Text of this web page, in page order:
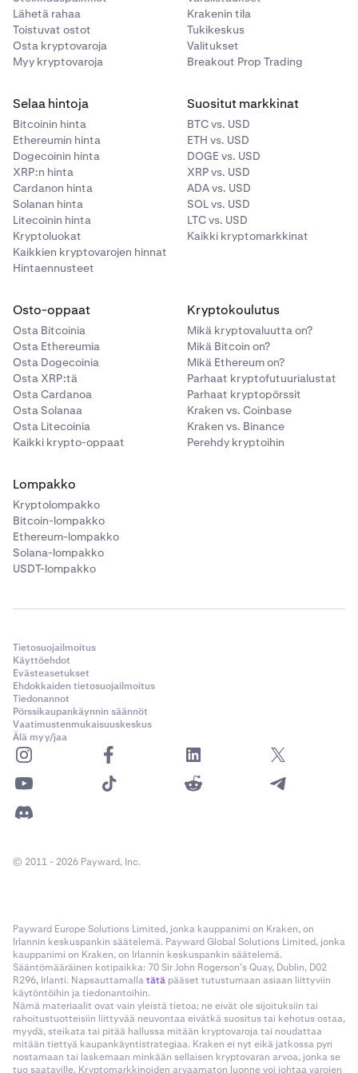
Lähetä rahaa
Toistuvat ostot
Osta kryptovaroja
Myy kryptovaroja
Krakenin tila
Tukikeskus
Valitukset
Breakout Prop Trading
Selaa hintoja
Bitcoinin hinta
Ethereumin hinta
Dogecoinin hinta
XRP:n hinta
Cardanon hinta
Solanan hinta
Litecoinin hinta
Kryptoluokat
Kaikkien kryptovarojen hinnat
Hintaennusteet
Suositut markkinat
BTC vs. USD
ETH vs. USD
DOGE vs. USD
XRP vs. USD
ADA vs. USD
SOL vs. USD
LTC vs. USD
Kaikki kryptomarkkinat
Osto-oppaat
Osta Bitcoinia
Osta Ethereumia
Osta Dogecoinia
Osta XRP:tä
Osta Cardanoa
Osta Solanaa
Osta Litecoinia
Kaikki krypto-oppaat
Kryptokoulutus
Mikä kryptovaluutta on?
Mikä Bitcoin on?
Mikä Ethereum on?
Parhaat kryptofutuurialustat
Parhaat kryptopörssit
Kraken vs. Coinbase
Kraken vs. Binance
Perehdy kryptoihin
Lompakko
Kryptolompakko
Bitcoin-lompakko
Ethereum-lompakko
Solana-lompakko
USDT-lompakko
Tietosuojailmoitus
Käyttöehdot
Evästeasetukset
Ehdokkaiden tietosuojailmoitus
Tiedonannot
Pörssikaupankäynnin säännöt
Vaatimustenmukaisuuskeskus
Älä myy/jaa
© 2011 - 2026 Payward, Inc.
Payward Europe Solutions Limited, jonka kauppanimi on Kraken, on
Irlannin keskuspankin säätelemä. Payward Global Solutions Limited, jonka
kauppanimi on Kraken, on Irlannin keskuspankin säätelemä.
Sääntömääräinen kotipaikka: 70 Sir John Rogerson’s Quay, Dublin, D02
R296, Irlanti. Napsauttamallatätä pääset tutustumaan asiaan liittyviin
käytöntöihin ja tiedonantoihin.
Nämä materiaalit ovat vain yleistä tietoa; ne eivät ole sijoituksiin tai
rahoitustuotteisiin liittyvää neuvontaa eivätkä suositus tai kehotus ostaa,
myydä, steikata tai pitää hallussa mitään kryptovaroja tai noudattaa
mitään tiettyä kaupankäyntistrategiaa. Kraken ei nyt eikä jatkossa pyri
nostamaan tai laskemaan minkään sellaisen kryptovaran arvoa, jonka se
tuo saataville. Kryptomarkkinoiden arvaamaton luonne voi johtaa varojen